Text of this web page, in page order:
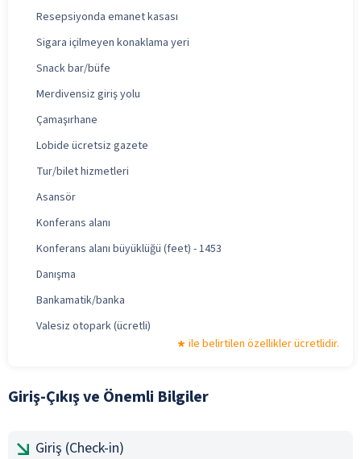
Resepsiyonda emanet kasası
Sigara içilmeyen konaklama yeri
Snack bar/büfe
Merdivensiz giriş yolu
Çamaşırhane
Lobide ücretsiz gazete
Tur/bilet hizmetleri
Asansör
Konferans alanı
Konferans alanı büyüklüğü (feet) - 1453
Danışma
Bankamatik/banka
Valesiz otopark (ücretli)
ile belirtilen özellikler ücretlidir.
Giriş-Çıkış ve Önemli Bilgiler
Giriş (Check-in)